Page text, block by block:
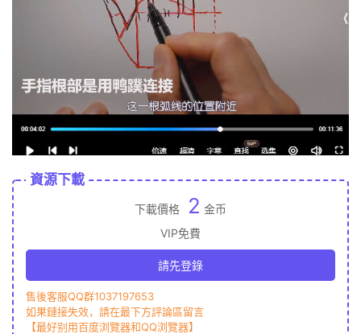
資源下載
下載價格 2 金币
VIP免費
請先登錄
售後客服QQ群1037197653
如果鏈接失效，請在最下方評論區留言
【最好别用百度浏覽器和QQ浏覽器】